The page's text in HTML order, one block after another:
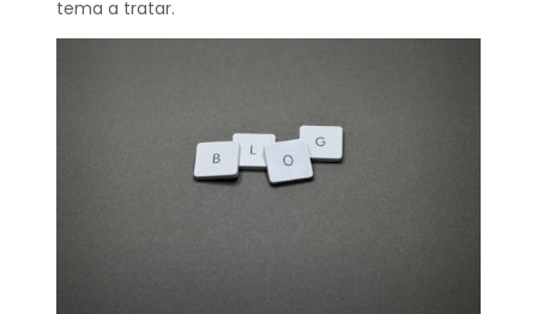
tema a tratar.